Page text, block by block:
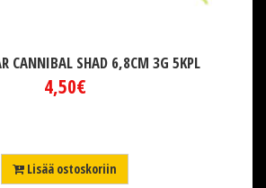
CANNIBAL SHAD 6,8CM 3G 5KPL
4,50€
Lisää ostoskoriin